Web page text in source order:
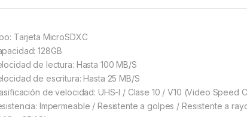
Tarjeta MicroSDXC
128GB
de lectura: Hasta 100 MB/S
de escritura: Hasta 25 MB/S
de velocidad: UHS-I / Clase 10 / V10 (Video Speed
Impermeable / Resistente a golpes / Resistente a